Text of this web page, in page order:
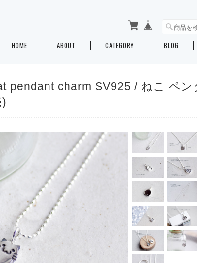
HOME ABOUT CATEGORY BLOG
pendant charm SV925 / ねこ ペン